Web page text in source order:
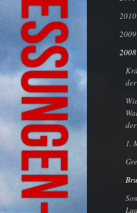
2010
2009
2008
1.